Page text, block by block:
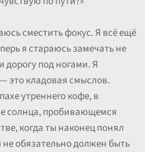
сместить фокус. Я всё ещё
я стараюсь замечать не
дорогу под ногами. Я
это кладовая смыслов.
утреннего кофе, в
солнца, пробивающемся
когда ты наконец понял
обязательно должен быть